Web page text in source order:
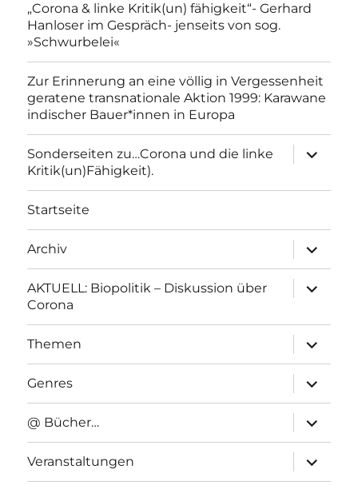
„Corona & linke Kritik(un) fähigkeit“- Gerhard
Hanloser im Gespräch- jenseits von sog.
»Schwurbelei«
Zur Erinnerung an eine völlig in Vergessenheit
geratene transnationale Aktion 1999: Karawane
indischer Bauer*innen in Europa
Sonderseiten zu…Corona und die linke
Kritik(un)Fähigkeit).
anzeigen
Startseite
Archiv
anzeigen
AKTUELL: Biopolitik – Diskussion über
Corona
anzeigen
Themen
anzeigen
Genres
anzeigen
@ Bücher…
anzeigen
Veranstaltungen
anzeigen